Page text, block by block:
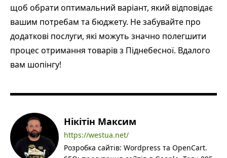
щоб обрати оптимальний варіант, який відповідає
вашим потребам та бюджету. Не забувайте про
додаткові послуги, які можуть значно полегшити
процес отримання товарів з Піднебесної. Вдалого
вам шопінгу!
Нікітін Максим
https://westua.net/
Розробка сайтів: Wordpress та OpenCart.